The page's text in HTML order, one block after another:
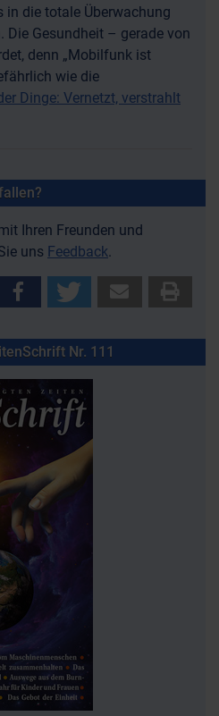
in die totale Überwachung
Die Gesundheit – gerade von
denn „Mobilfunk ist
wie die
Dinge: Vernetzt, verstrahlt
Ihren Freunden und
uns Feedback.
Nr. 111